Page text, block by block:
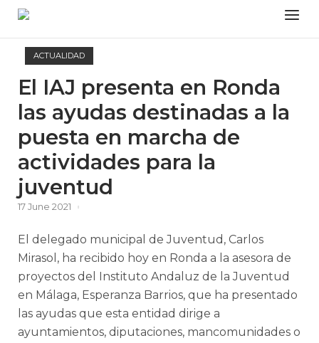
Skip
content
Menu
ACTUALIDAD
El IAJ presenta en Ronda
las ayudas destinadas a la
puesta en marcha de
actividades para la
juventud
17 June 2021
El delegado municipal de Juventud, Carlos
Mirasol, ha recibido hoy en Ronda a la asesora de
proyectos del Instituto Andaluz de la Juventud
en Málaga, Esperanza Barrios, que ha presentado
las ayudas que esta entidad dirige a
ayuntamientos, diputaciones, mancomunidades o